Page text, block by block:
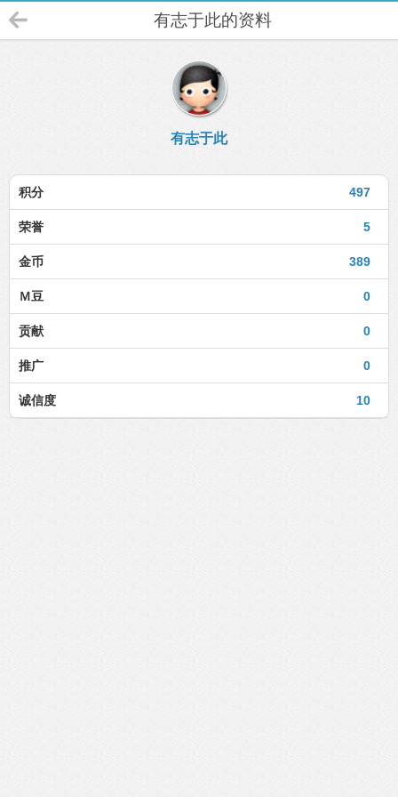
有志于此的资料
有志于此
497
积分
5
荣誉
389
金币
0
Ｍ豆
0
贡献
0
推广
10
诚信度